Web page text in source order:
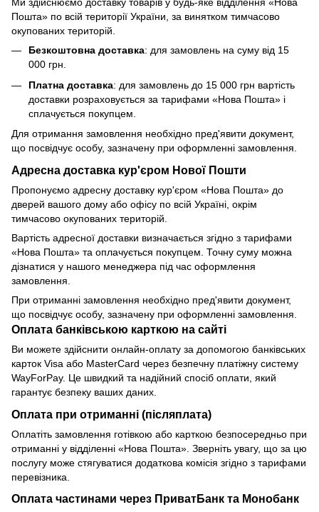
Ми здійснюємо доставку товарів у будь-яке відділення «Нова
Пошта» по всій території України, за винятком тимчасово
окупованих територій.
Безкоштовна доставка: для замовлень на суму від 15
000 грн.
Платна доставка: для замовлень до 15 000 грн вартість
доставки розраховується за тарифами «Нова Пошта» і
сплачується покупцем.
Для отримання замовлення необхідно пред'явити документ,
що посвідчує особу, зазначену при оформленні замовлення.
Адресна доставка кур'єром Нової Пошти
Пропонуємо адресну доставку кур'єром «Нова Пошта» до
дверей вашого дому або офісу по всій Україні, окрім
тимчасово окупованих територій.
Вартість адресної доставки визначається згідно з тарифами
«Нова Пошта» та оплачується покупцем. Точну суму можна
дізнатися у нашого менеджера під час оформлення
замовлення.
При отриманні замовлення необхідно пред'явити документ,
що посвідчує особу, зазначену при оформленні замовлення.
Оплата банківською карткою на сайті
Ви можете здійснити онлайн-оплату за допомогою банківських
карток Visa або MasterCard через безпечну платіжну систему
WayForPay. Це швидкий та надійний спосіб оплати, який
гарантує безпеку ваших даних.
Оплата при отриманні (післяплата)
Оплатіть замовлення готівкою або карткою безпосередньо при
отриманні у відділенні «Нова Пошта». Зверніть увагу, що за цю
послугу може стягуватися додаткова комісія згідно з тарифами
перевізника.
Оплата частинами через ПриватБанк та Монобанк